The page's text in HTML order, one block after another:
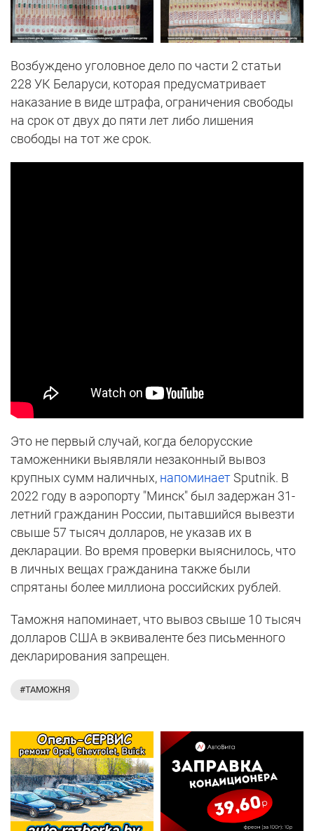
Возбуждено уголовное дело по части 2 статьи
228 УК Беларуси, которая предусматривает
наказание в виде штрафа, ограничения свободы
на срок от двух до пяти лет либо лишения
свободы на тот же срок.
Это не первый случай, когда белорусские
таможенники выявляли незаконный вывоз
крупных сумм наличных, напоминаетSputnik. В
2022 году в аэропорту "Минск" был задержан 31-
летний гражданин России, пытавшийся вывезти
свыше 57 тысяч долларов, не указав их в
декларации. Во время проверки выяснилось, что
в личных вещах гражданина также были
спрятаны более миллиона российских рублей.
Таможня напоминает, что вывоз свыше 10 тысяч
долларов США в эквиваленте без письменного
декларирования запрещен.
#ТАМОЖНЯ